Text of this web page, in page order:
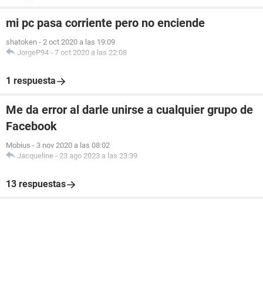
mi pc pasa corriente pero no enciende
shatoken - 2 oct 2020 a las 19:09
JorgeP94 - 7 oct 2020 a las 22:08
1 respuesta
Me da error al darle unirse a cualquier grupo de
Facebook
Mobius - 3 nov 2020 a las 08:02
Jacqueline - 23 ago 2023 a las 23:39
13 respuestas